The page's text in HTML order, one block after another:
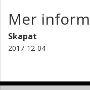
Jonas Flygare
Chalmers, Rymd- och
rymdobservatorium
Forskning
Mer
Skapat
2017-12-04